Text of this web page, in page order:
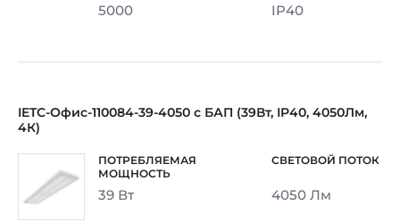
5000 IP40
IETC-Офис-110084-39-4050 с БАП (39Вт, IP40, 4050Лм,
4К)
39 Вт 4050 Лм